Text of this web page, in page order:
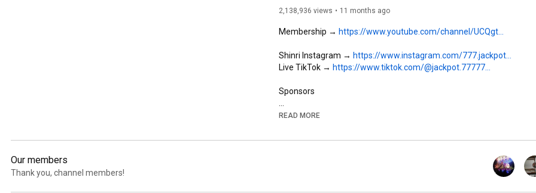
2,138,936 views 11 months ago
Membership → https://www.youtube.com/channel/UCQgt...
Shinri Instagram → https://www.instagram.com/777.jackpot...
Live TikTok → https://www.tiktok.com/@jackpot.77777...
Sponsors
Fuji Equipment Industry →
READ MORE
Our members
Thank you, channel members!